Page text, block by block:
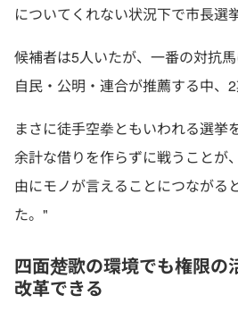
についてくれない状況下で市長選
候補者は5人いたが、一番の対抗馬
自民・公明・連合が推薦する中、
まさに徒手空拳ともいわれる選挙
余計な借りを作らずに戦うことが
由にモノが言えることにつながる
た。"
四面楚歌の環境でも権限の
改革できる